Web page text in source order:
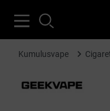
Kumulusvape